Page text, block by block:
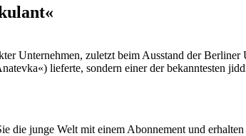
Unternehmen, zuletzt beim Ausstand der
lieferte, sondern einer der bekanntesten
die junge Welt mit einem Abonnement und